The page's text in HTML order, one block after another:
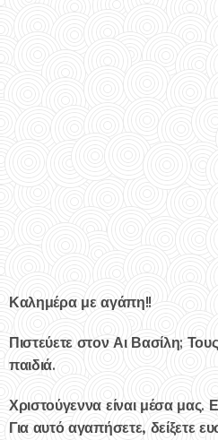
Καλημέρα με αγάπη!!
Πιστεύετε στον Αι Βασίλη;
παιδιά.
Χριστούγεννα είναι μέσα μας.
Για αυτό αγαπήσετε, δείξετε